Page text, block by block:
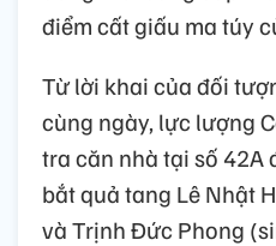
điểm cất giấu ma túy
Từ lời khai của đối
cùng ngày, lực lượng
tra căn nhà tại số 42A
bắt quả tang Lê Nhật
và Trịnh Đức Phong